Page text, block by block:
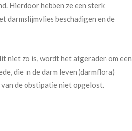
Hierdoor hebben ze een sterk
darmslijmvlies beschadigen en de
niet zo is, wordt het afgeraden om een
die in de darm leven (darmflora)
de obstipatie niet opgelost.